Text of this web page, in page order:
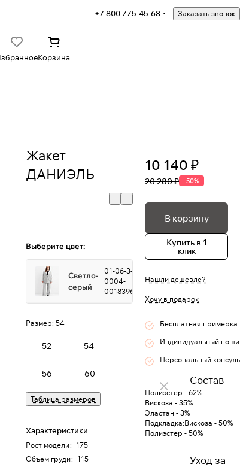
+7 800 775-45-68 Заказать звонок
Корзина
Жакет
ДАНИЭЛЬ
Выберите цвет:
Светло-
серый
01-06-3-
0004-
0018396
Размер: 54
52 54
56 60
Таблица размеров
Характеристики
Рост модели: 175
Объем груди: 115
10 140 ₽
20 280 ₽ -50%
В корзину
Купить в 1
клик
Нашли дешевле?
Хочу в подарок
Бесплатная примерка
Индивидуальный
Персональный
Состав
Полиэстер - 62%
Вискоза - 35%
Эластан - 3%
Подкладка:Вискоза - 50%
Полиэстер - 50%
Уход за